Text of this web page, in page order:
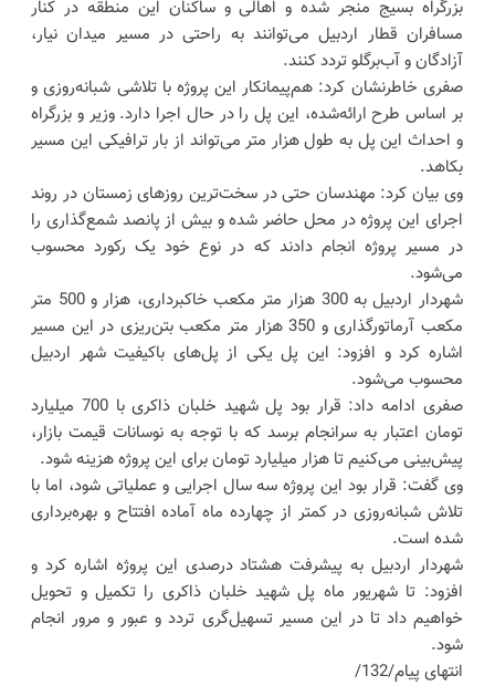
بزرگراه بسیج منجر شده و اهالی و ساکنان این منطقه در کنار
مسافران قطار اردبیل می‌توانند به راحتی در مسیر میدان نیار،
آزادگان و آب‌برگلو تردد کنند.
صفری خاطرنشان کرد: هم‌پیمانکار این پروژه با تلاشی شبانه‌روزی و
بر اساس طرح ارائه‌شده، این پل را در حال اجرا دارد. وزیر و بزرگراه
و احداث این پل به طول هزار متر می‌تواند از بار ترافیکی این مسیر
بکاهد.
وی بیان کرد: مهندسان حتی در سخت‌ترین روزهای زمستان در روند
اجرای این پروژه در محل حاضر شده و بیش از پانصد شمع‌گذاری را
در مسیر پروژه انجام دادند که در نوع خود یک رکورد محسوب
می‌شود.
شهردار اردبیل به 300 هزار متر مکعب خاکبرداری، هزار و 500 متر
مکعب آرماتورگذاری و 350 هزار متر مکعب بتن‌ریزی در این مسیر
اشاره کرد و افزود: این پل یکی از پل‌های باکیفیت شهر اردبیل
محسوب می‌شود.
صفری ادامه داد: قرار بود پل شهید خلبان ذاکری با 700 میلیارد
تومان اعتبار به سرانجام برسد که با توجه به نوسانات قیمت بازار،
پیش‌بینی می‌کنیم تا هزار میلیارد تومان برای این پروژه هزینه شود.
وی گفت: قرار بود این پروژه سه سال اجرایی و عملیاتی شود، اما با
تلاش شبانه‌روزی در کمتر از چهارده ماه آماده افتتاح و بهره‌برداری
شده است.
شهردار اردبیل به پیشرفت هشتاد درصدی این پروژه اشاره کرد و
افزود: تا شهریور ماه پل شهید خلبان ذاکری را تکمیل و تحویل
خواهیم داد تا در این مسیر تسهیل‌گری تردد و عبور و مرور انجام
شود.
انتهای پیام/132/